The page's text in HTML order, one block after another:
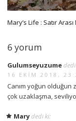
Mary’s Life : Satır Arası
6 yorum
Gulumseyuzume
16 EKIM 2018,
Canım yoğun
çok uzaklaşma,
Mary dedi ki: